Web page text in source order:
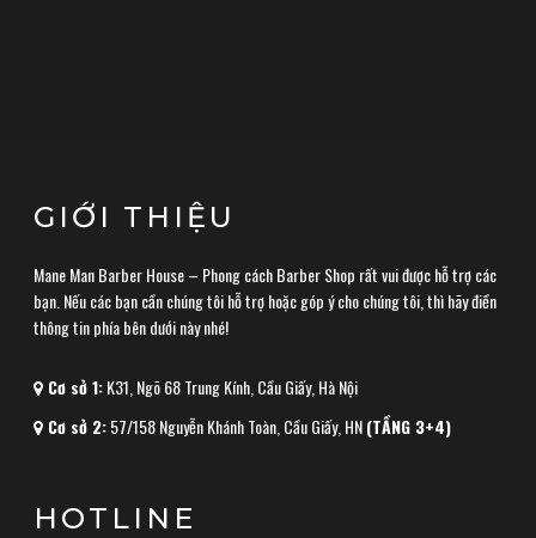
GIỚI THIỆU
Mane Man Barber House – Phong cách Barber Shop rất vui được hỗ trợ các
bạn. Nếu các bạn cần chúng tôi hỗ trợ hoặc góp ý cho chúng tôi, thì hãy điền
thông tin phía bên dưới này nhé!
Cơ sở 1:K31, Ngõ 68 Trung Kính, Cầu Giấy, Hà Nội
Cơ sở 2:57/158 Nguyễn Khánh Toàn, Cầu Giấy, HN(TẦNG 3+4)
HOTLINE